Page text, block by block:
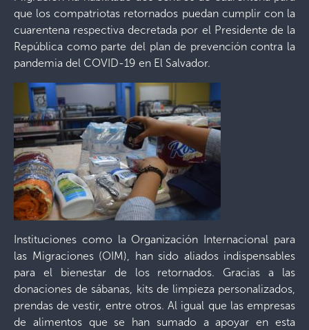
que los compatriotas retornados puedan cumplir con la
cuarentena respectiva decretada por el Presidente de la
República como parte del plan de prevención contra la
pandemia del COVID-19 en El Salvador.
Instituciones como la Organización Internacional para
las Migraciones (OIM), han sido aliados indispensables
para el bienestar de los retornados. Gracias a las
donaciones de sábanas, kits de limpieza personalizados,
prendas de vestir, entre otros. Al igual que las empresas
de alimentos que se han sumado a apoyar en esta